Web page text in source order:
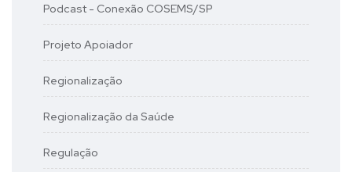
Podcast - Conexão COSEMS/SP
Projeto Apoiador
Regionalização
Regionalização da Saúde
Regulação